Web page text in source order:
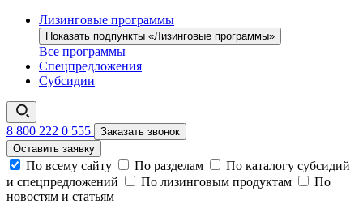
Лизинговые программы
Показать подпункты «Лизинговые программы»
Все программы
Спецпредложения
Субсидии
8 800 222 0 555
Заказать звонок
Оставить заявку
По всему сайту По разделам
По каталогу субсидий
и спецпредложений
По лизинговым продуктам
По
новостям и статьям